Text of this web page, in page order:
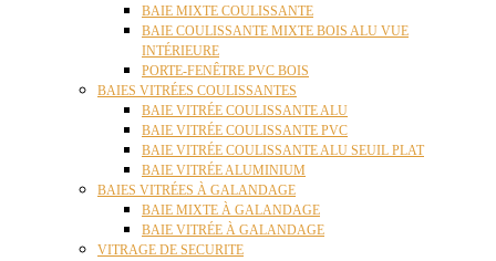
BAIE MIXTE COULISSANTE
BAIE COULISSANTE MIXTE BOIS ALU VUE
INTÉRIEURE
PORTE-FENÊTRE PVC BOIS
BAIES VITRÉES COULISSANTES
BAIE VITRÉE COULISSANTE ALU
BAIE VITRÉE COULISSANTE PVC
BAIE VITRÉE COULISSANTE ALU SEUIL PLAT
BAIE VITRÉE ALUMINIUM
BAIES VITRÉES À GALANDAGE
BAIE MIXTE À GALANDAGE
BAIE VITRÉE À GALANDAGE
VITRAGE DE SECURITE